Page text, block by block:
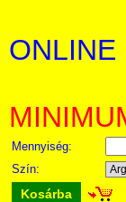
ONLINE
Mennyiség:
Szín:
Kosárba